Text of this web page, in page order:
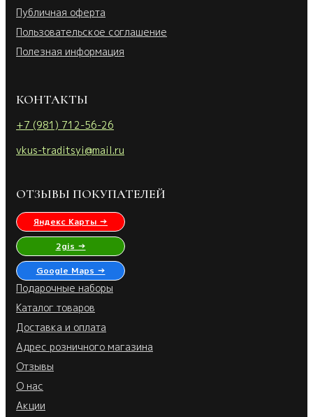
Публичная оферта
Пользовательское соглашение
Полезная информация
КОНТАКТЫ
+7 (981) 712-56-26
vkus-traditsyi@mail.ru
ОТЗЫВЫ ПОКУПАТЕЛЕЙ
Яндекс Карты →
2gis →
Google Maps →
Подарочные наборы
Каталог товаров
Доставка и оплата
Адрес розничного магазина
Отзывы
О нас
Акции